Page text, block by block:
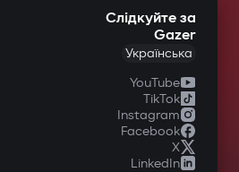
Слідкуйте за
Gazer
Українська
YouTube
TikTok
Instagram
Facebook
X
LinkedIn